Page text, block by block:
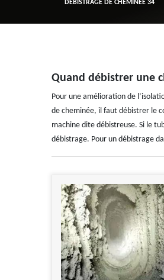
DÉBISTRAGE DE CHEMINÉE 34
Quand débistrer une
Pour une amélioration de
de cheminée, il faut débistrer le
machine dite débistreuse. Si le
débistrage. Pour un débistrage